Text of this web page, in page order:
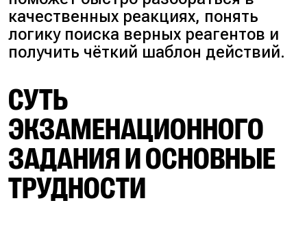
качественных реакциях, понять
логику поиска верных реагентов и
получить чёткий шаблон действий.
СУТЬ
ЭКЗАМЕНАЦИОННОГО
ЗАДАНИЯ И ОСНОВНЫЕ
ТРУДНОСТИ